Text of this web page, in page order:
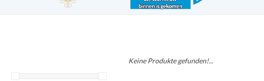
Keine Produkte gefunden!...